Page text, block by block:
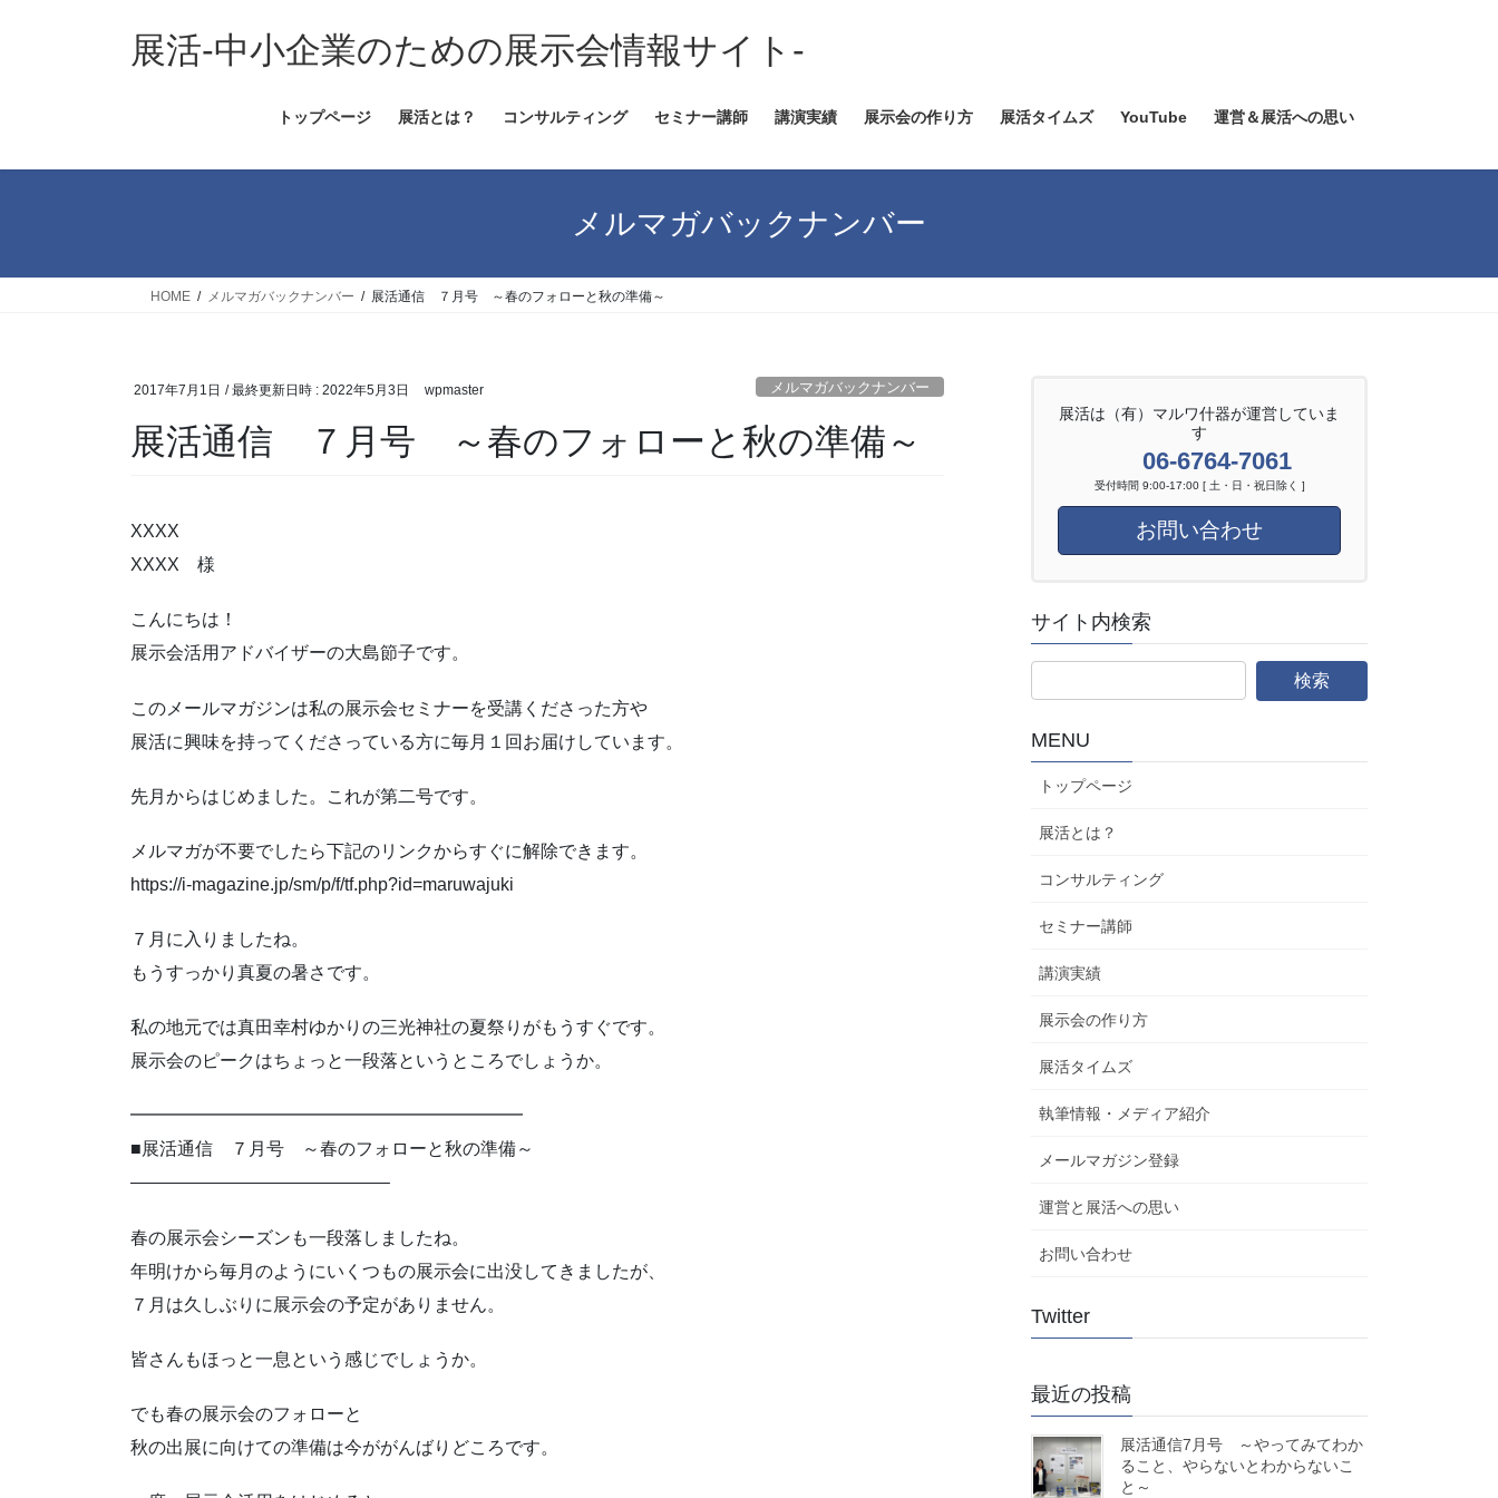
ス
ン
展活-中小企業のための展示会情報サイト-
トップページ 展活とは？ コンサルティング セミナー講師 講演実績 展示会の作り方 展活タイムズ YouTube 運営＆展活への思い
メルマガバックナンバー
HOME メルマガバックナンバー 展活通信 ７月号 ～春のフォローと秋の準備～
2017年7月1日 / 最終更新日時 : 2022年5月3日 wpmaster メルマガバックナンバー
展活通信 ７月号 ～春のフォローと秋の準備～
XXXX
XXXX 様
こんにちは！
展示会活用アドバイザーの大島節子です。
このメールマガジンは私の展示会セミナーを受講くださった方や
展活に興味を持ってくださっている方に毎月１回お届けしています。
先月からはじめました。これが第二号です。
メルマガが不要でしたら下記のリンクからすぐに解除できます。
https://i-magazine.jp/sm/p/f/tf.php?id=maruwajuki
７月に入りましたね。
もうすっかり真夏の暑さです。
私の地元では真田幸村ゆかりの三光神社の夏祭りがもうすぐです。
展示会のピークはちょっと一段落というところでしょうか。
━━━━━━━━━━━━━━━━━━━━━━
■展活通信 ７月号 ～春のフォローと秋の準備～
——————————————–
春の展示会シーズンも一段落しましたね。
年明けから毎月のようにいくつもの展示会に出没してきましたが、
７月は久しぶりに展示会の予定がありません。
皆さんもほっと一息という感じでしょうか。
でも春の展示会のフォローと
秋の出展に向けての準備は今ががんばりどころです。
展活は（有）マルワ什器が運営していま
す
06-6764-7061
受付時間 9:00-17:00 [ 土・日・祝日除く ]
お問い合わせ
サイト内検索
MENU
トップページ
展活とは？
コンサルティング
セミナー講師
講演実績
展示会の作り方
展活タイムズ
執筆情報・メディア紹介
メールマガジン登録
運営と展活への思い
お問い合わせ
Twitter
最近の投稿
展活通信7月号 ～やってみてわか
ること、やらないとわからないこ
と～